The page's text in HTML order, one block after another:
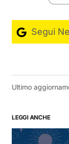
Segui
Ultimo
LEGGI ANCHE